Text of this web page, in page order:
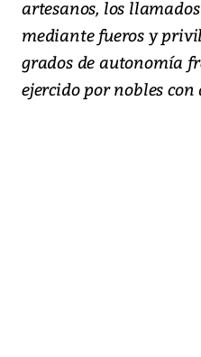
artesanos, los
mediante fueros y
grados de autonomía
ejercido por nobles